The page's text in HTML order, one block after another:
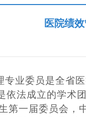
医院绩
专业委员是全省
依法成立的学术
第一届委员会，